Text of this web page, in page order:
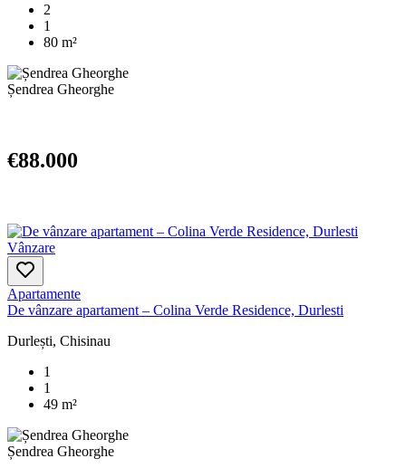
2
1
80 m²
Șendrea Gheorghe
€88.000
Vânzare
Apartamente
De vânzare apartament – Colina Verde Residence, Durlesti
Durlești, Chisinau
1
1
49 m²
Șendrea Gheorghe